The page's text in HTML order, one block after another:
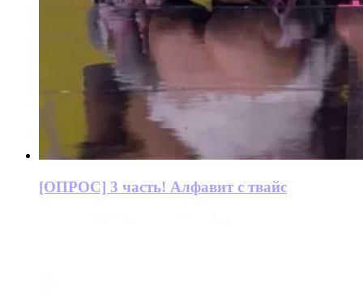
[ОПРОС] 3 часть! Алфавит с твайс